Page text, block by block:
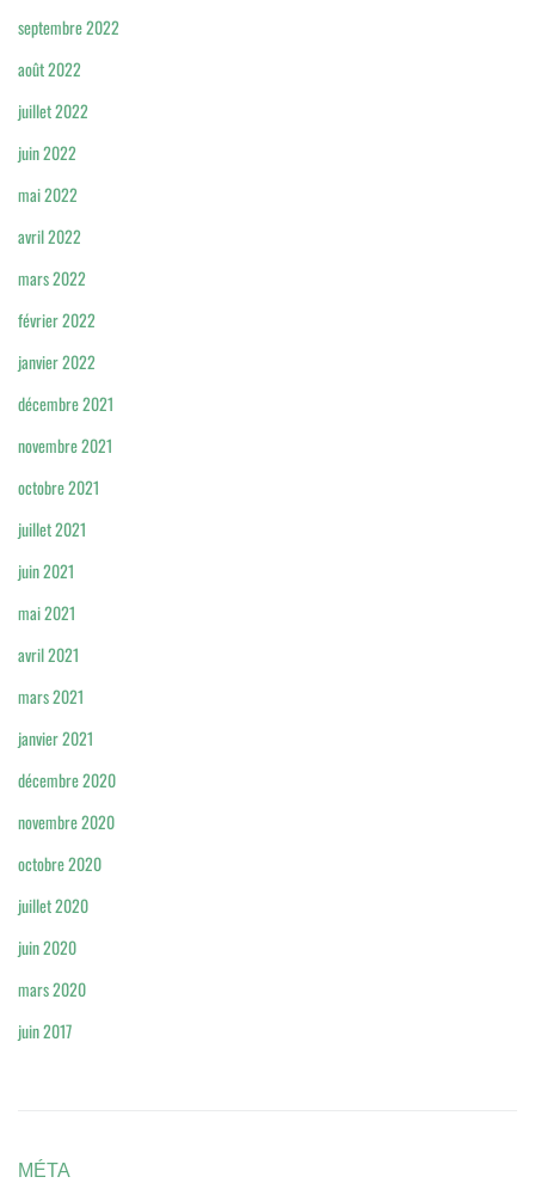
septembre 2022
août 2022
juillet 2022
juin 2022
mai 2022
avril 2022
mars 2022
février 2022
janvier 2022
décembre 2021
novembre 2021
octobre 2021
juillet 2021
juin 2021
mai 2021
avril 2021
mars 2021
janvier 2021
décembre 2020
novembre 2020
octobre 2020
juillet 2020
juin 2020
mars 2020
juin 2017
MÉTA